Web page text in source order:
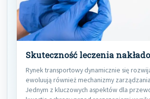
Skuteczność leczenia
Rynek transportowy dynamicznie się
ewoluują również mechanizmy
Jednym z kluczowych aspektów dla